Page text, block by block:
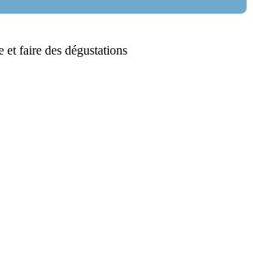
faire des dégustations